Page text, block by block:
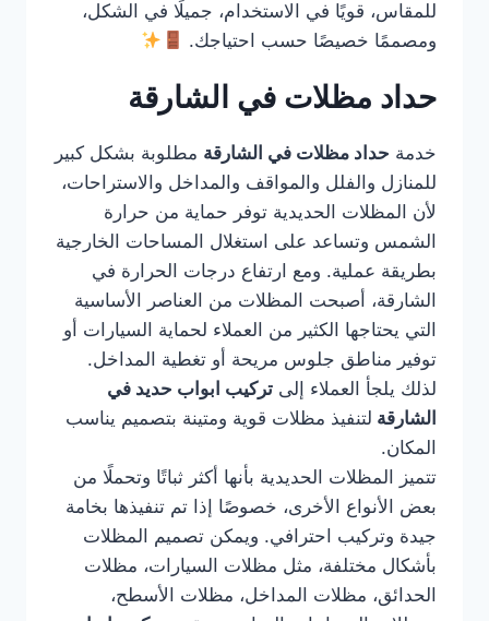
للمقاس، قويًا في الاستخدام، جميلًا في الشكل،
ومصممًا خصيصًا حسب احتياجك.
حداد مظلات في الشارقة
خدمة حداد مظلات في الشارقة مطلوبة بشكل كبير
للمنازل والفلل والمواقف والمداخل والاستراحات،
لأن المظلات الحديدية توفر حماية من حرارة
الشمس وتساعد على استغلال المساحات الخارجية
بطريقة عملية. ومع ارتفاع درجات الحرارة في
الشارقة، أصبحت المظلات من العناصر الأساسية
التي يحتاجها الكثير من العملاء لحماية السيارات أو
توفير مناطق جلوس مريحة أو تغطية المداخل.
لذلك يلجأ العملاء إلى تركيب ابواب حديد في
الشارقة لتنفيذ مظلات قوية ومتينة بتصميم يناسب
المكان.
تتميز المظلات الحديدية بأنها أكثر ثباتًا وتحملًا من
بعض الأنواع الأخرى، خصوصًا إذا تم تنفيذها بخامة
جيدة وتركيب احترافي. ويمكن تصميم المظلات
بأشكال مختلفة، مثل مظلات السيارات، مظلات
الحدائق، مظلات المداخل، مظلات الأسطح،